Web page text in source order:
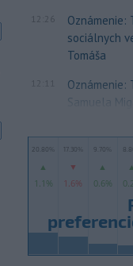
12:26
Oznámenie:
sociálnych
Tomáša
Samuela